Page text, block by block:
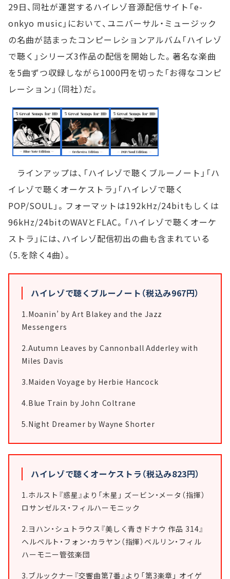
29日、同社が運営するハイレゾ音源配信サイト「e-
onkyo music」において、ユニバーサル・ミュージック
の名曲が詰まったコンピーレションアルバム「ハイレゾ
で聴く」シリーズ3作品の配信を開始した。著名な楽曲
を5曲ずつ収録しながら1000円を切った「お得なコンピ
レーション」（同社）だ。
ラインアップは、「ハイレゾで聴くブルーノート」「ハ
イレゾで聴くオーケストラ」「ハイレゾで聴く
POP/SOUL」。フォーマットは192kHz/24bitもしくは
96kHz/24bitのWAVとFLAC。「ハイレゾで聴くオーケ
ストラ」には、ハイレゾ配信初出の曲も含まれている
（5.を除く4曲）。
ハイレゾで聴くブルーノート（税込み967円）
1.Moanin’ by Art Blakey and the Jazz
Messengers
2.Autumn Leaves by Cannonball Adderley with
Miles Davis
3.Maiden Voyage by Herbie Hancock
4.Blue Train by John Coltrane
5.Night Dreamer by Wayne Shorter
ハイレゾで聴くオーケストラ（税込み823円）
1.ホルスト『惑星』より「木星」 ズービン・メータ（指揮）
ロサンゼルス・フィルハーモニック
2.ヨハン・シュトラウス『美しく青きドナウ 作品 314』
ヘルベルト・フォン・カラヤン（指揮）ベルリン・フィル
ハーモニー管弦楽団
3.ブルックナー『交響曲第7番』より「第3楽章」 オイゲ